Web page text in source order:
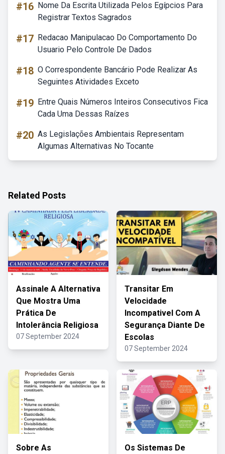
#16 Nome Da Escrita Utilizada Pelos Egípcios Para
Registrar Textos Sagrados
#17 Redacao Manipulacao Do Comportamento Do
Usuario Pelo Controle De Dados
#18 O Correspondente Bancário Pode Realizar As
Seguintes Atividades Exceto
#19 Entre Quais Números Inteiros Consecutivos Fica
Cada Uma Dessas Raízes
#20 As Legislações Ambientais Representam
Algumas Alternativas No Tocante
Related Posts
Assinale A Alternativa
Que Mostra Uma
Prática De
Intolerância Religiosa
07 September 2024
Transitar Em
Velocidade
Incompativel Com A
Segurança Diante De
Escolas
07 September 2024
Sobre As Os Sistemas De